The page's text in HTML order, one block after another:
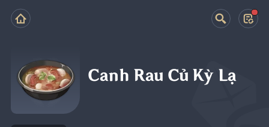
Canh Rau Củ Kỳ Lạ